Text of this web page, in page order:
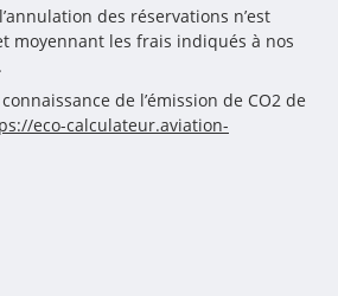
des réservations n’est
moyennant les frais indiqués à nos
de l’émission de CO2 de
eco-calculateur.aviation-